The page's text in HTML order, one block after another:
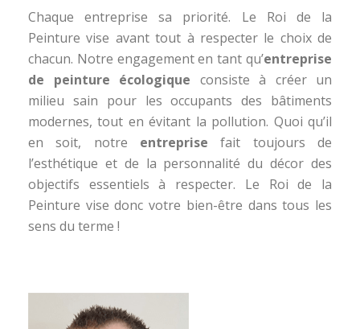
Chaque entreprise sa priorité. Le Roi de la
Peinture vise avant tout à respecter le choix de
chacun. Notre engagement en tant qu’entreprise
de peinture écologique consiste à créer un
milieu sain pour les occupants des bâtiments
modernes, tout en évitant la pollution. Quoi qu’il
en soit, notre entreprisefait toujours de
l’esthétique et de la personnalité du décor des
objectifs essentiels à respecter. Le Roi de la
Peinture vise donc votre bien-être dans tous les
sens du terme !